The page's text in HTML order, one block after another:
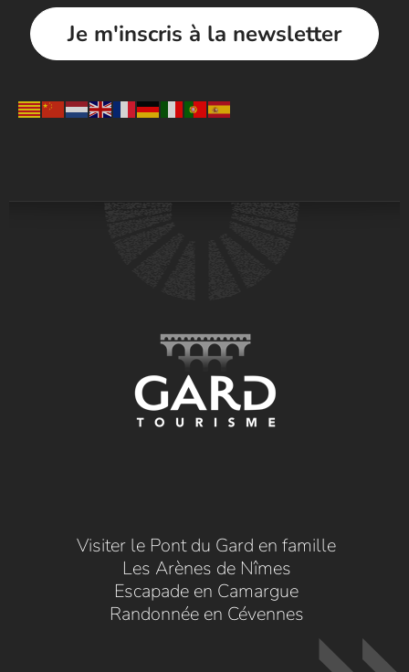
Je m'inscris à la newsletter
Visiter le Pont du Gard en famille
Les Arènes de Nîmes
Escapade en Camargue
Randonnée en Cévennes